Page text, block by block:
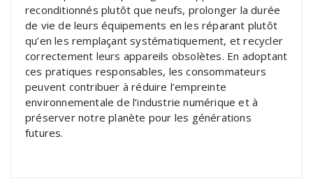
reconditionnés plutôt que neufs, prolonger la durée
de vie de leurs équipements en les réparant plutôt
qu’en les remplaçant systématiquement, et recycler
correctement leurs appareils obsolètes. En adoptant
ces pratiques responsables, les consommateurs
peuvent contribuer à réduire l’empreinte
environnementale de l’industrie numérique et à
préserver notre planète pour les générations
futures.